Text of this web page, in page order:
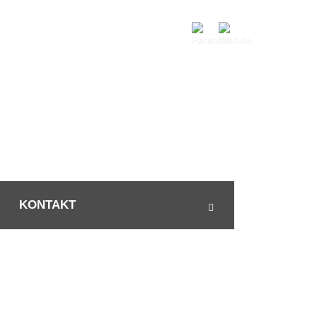
KONTAKT